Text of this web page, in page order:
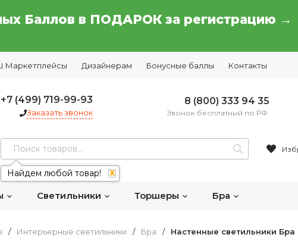
Баллов в ПОДАРОК за регистрацию
Маркетплейсы Дизайнерам Бонусные баллы Контакты
+7 (499) 719-99-93
Заказать звонок
8 (800) 333 94 35
Звонок бесплатный по РФ.
Найдем любой товар! X
Светильники Торшеры Бра
/ Интерьерные светильники / Бра / Настенные светильники